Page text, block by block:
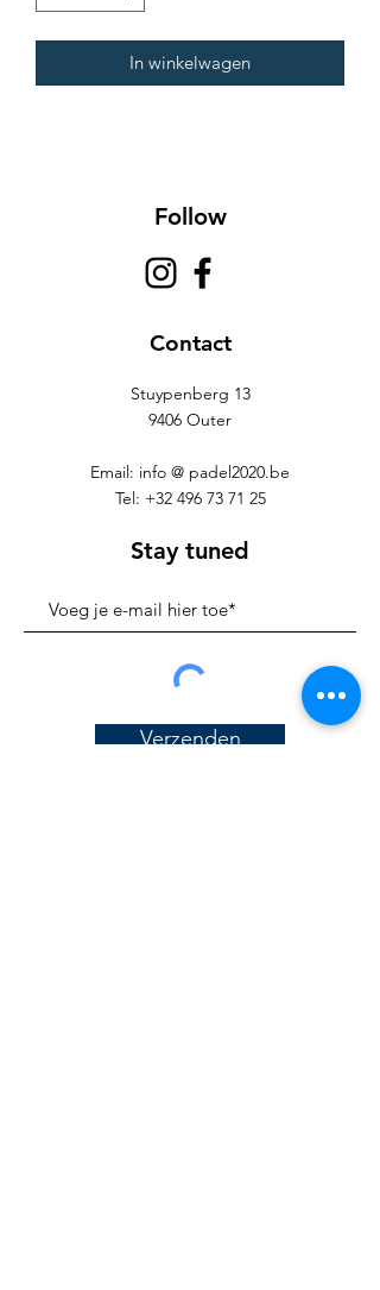
In winkelwagen
Follow
Contact
Stuypenberg 13
9406 Outer
Email: info @ padel2020.be
Tel: +32 496 73 71 25
Stay tuned
Verzenden